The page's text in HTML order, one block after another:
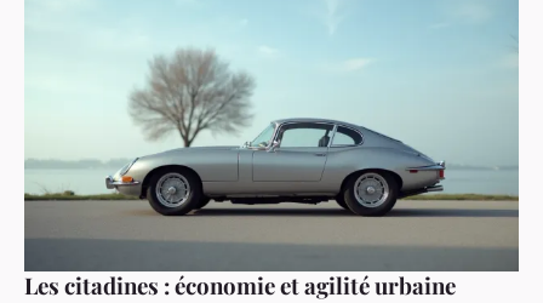
Les citadines : économie et agilité urbaine